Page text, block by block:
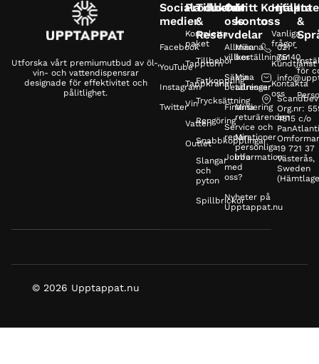
Utforska vårt premiumutbud av öl-,
vin- och vattendispensrar
designade för effektivitet och
pålitlighet.
Sociala
medier
Facebook
YouTube
Instagram
Twitter
Produkter
Kompletta
paket
Tapptorn
Tappkranar
Vin
Vatten
Outlet
Tillbehör
&
Reservdelar
Tillbehör
Fatkoppling
Trycksättning
Rengöring
Snabbkopplingar
Slangar
och
pyton
Spillbrickor
Om
oss
Allmänna
villkor
Säkra
betalningar
Finansiering
Service och
reparationer
Jobba
med
oss?
Nyheter på
Upptappat.nu
Mitt
konto
Mina
beställningar
Mina
adresser
Mina
returärenden
Min
personliga
information
Kontakta
oss
021 -
75140
Scandbev
Org.nr:
4815 c/o
19 721 37
Västerås,
Sweden
Hjälp
Vanliga
frågor
Kundtjänst
Kontakta
oss
&
för
© 2026 Upptappat.nu